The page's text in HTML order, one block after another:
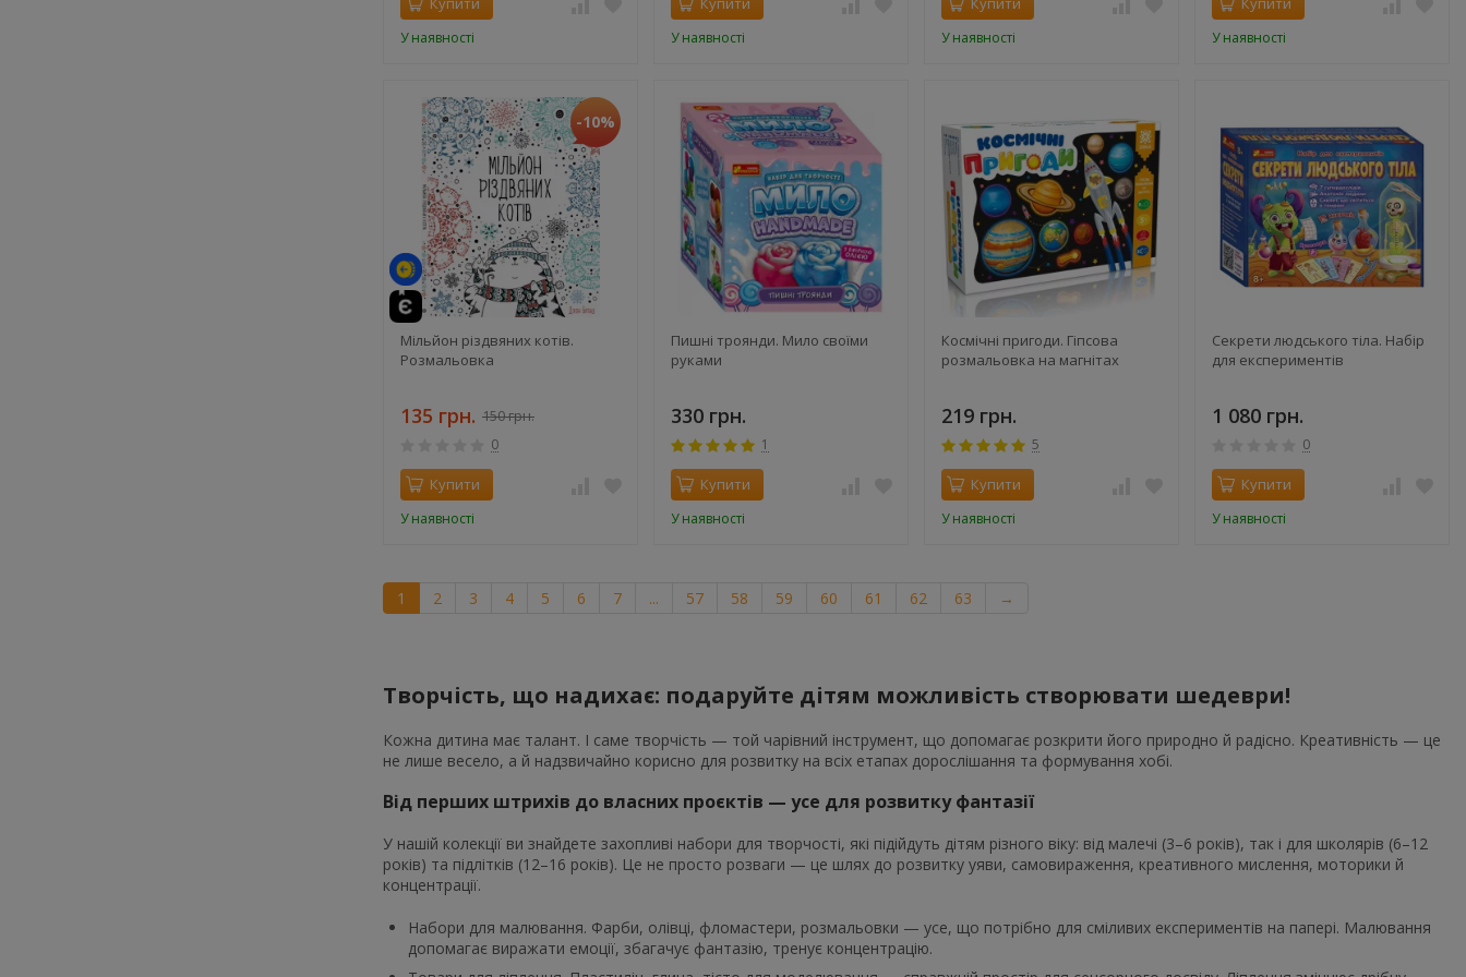
У наявності У наявності У наявності У наявності
-10%
Мільйон різдвяних котів.
Розмальовка
135 грн. 150 грн.
0
Купити
У наявності
Пишні троянди. Мило своїми
руками
330 грн.
1
Купити
У наявності
Космічні пригоди. Гіпсова
розмальовка на магнітах
219 грн.
5
Купити
У наявності
Секрети людського тіла. Набір
для експериментів
1 080 грн.
0
Купити
У наявності
1 2 3 4 5 6 7 ... 57 58 59 60 61 62 63 →
Творчість, що надихає: подаруйте дітям можливість створювати шедеври!
Кожна дитина має талант. І саме творчість — той чарівний інструмент, що допомагає розкрити його природно й радісно. Креативність — це
не лише весело, а й надзвичайно корисно для розвитку на всіх етапах дорослішання та формування хобі.
Від перших штрихів до власних проєктів — усе для розвитку фантазії
У нашій колекції ви знайдете захопливі набори для творчості, які підійдуть дітям різного віку: від малечі (3–6 років), так і для школярів (6–12
років) та підлітків (12–16 років). Це не просто розваги — це шлях до розвитку уяви, самовираження, креативного мислення, моторики й
концентрації.
Набори для малювання. Фарби, олівці, фломастери, розмальовки — усе, що потрібно для сміливих експериментів на папері. Малювання
допомагає виражати емоції, збагачує фантазію, тренує концентрацію.